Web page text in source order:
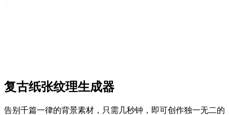
复古纸张纹理生成器
告别千篇一律的背景素材，只需几秒钟，即可创作独一无二的